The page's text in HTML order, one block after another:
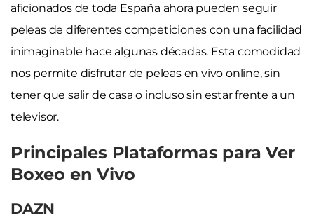
aficionados de toda España ahora pueden seguir
peleas de diferentes competiciones con una facilidad
inimaginable hace algunas décadas. Esta comodidad
nos permite disfrutar de peleas en vivo online, sin
tener que salir de casa o incluso sin estar frente a un
televisor.
Principales Plataformas para Ver
Boxeo en Vivo
DAZN